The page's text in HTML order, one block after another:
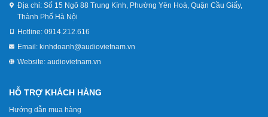
Địa chỉ: Số 15 Ngõ 88 Trung Kính, Phường Yên Hoà, Quận Cầu Giấy,
Thành Phố Hà Nội
Hotline: 0914.212.616
Email: kinhdoanh@audiovietnam.vn
Website: audiovietnam.vn
HỖ TRỢ KHÁCH HÀNG
Hướng dẫn mua hàng